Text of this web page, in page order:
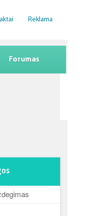
Reklama
Forumas